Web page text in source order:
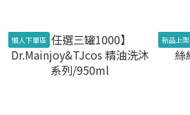
懶人下單區 新品上架